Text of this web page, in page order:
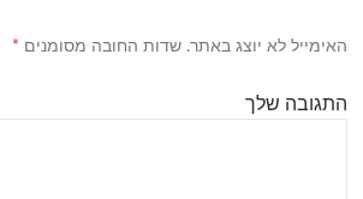
האימייל לא יוצג באתר. שדות החובה מסומנים *
התגובה שלך